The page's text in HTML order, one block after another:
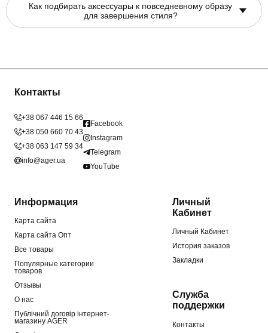
Как подбирать аксессуары к повседневному образу
для завершения стиля?
Контакты
+38 067 446 15 66
+38 050 660 70 43
+38 063 147 59 34
info@ager.ua
Facebook
Instagram
Telegram
YouTube
Информация
Карта сайта
Карта сайта Опт
Все товары
Популярные категории
товаров
Отзывы
О нас
Публічний договір інтернет-
магазину AGER
Личный
Кабинет
Личный Кабинет
История заказов
Закладки
Служба
поддержки
Контакты